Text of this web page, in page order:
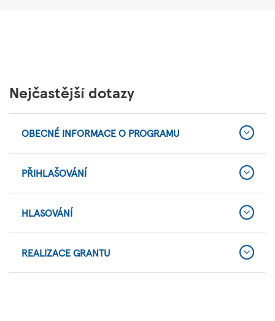
Nejčastější dotazy
OBECNÉ INFORMACE O PROGRAMU
PŘIHLAŠOVÁNÍ
HLASOVÁNÍ
REALIZACE GRANTU